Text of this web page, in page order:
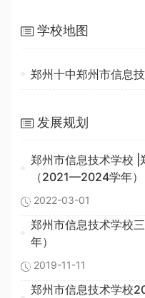
学校地图
郑州十中郑州市信息
发展规划
郑州市信息技术学校 |
（2021—2024学年）
2022-03-01
郑州市信息技术学校
年）
2019-11-11
郑州市信息技术学校